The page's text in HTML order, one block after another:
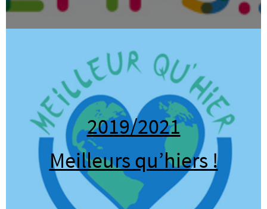
2019/2021
Meilleurs qu’hiers !